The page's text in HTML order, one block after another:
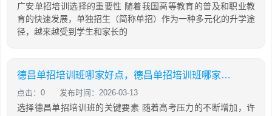
广安单招培训选择的重要性 随着我国高等教育的普及和职业教
育的快速发展，单独招生（简称单招）作为一种多元化的升学途
径，越来越受到学生和家长的
德昌单招培训班哪家好点，德昌单招培训班哪家好点呢
点击：0 发布时间：2026-03-13
选择德昌单招培训班的关键要素 随着高考压力的不断增加，许